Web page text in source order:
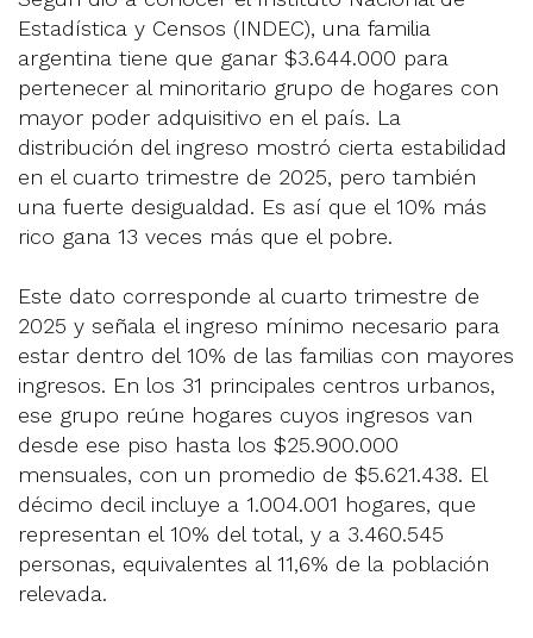
Estadística y Censos (INDEC), una familia
argentina tiene que ganar $3.644.000 para
pertenecer al minoritario grupo de hogares con
mayor poder adquisitivo en el país. La
distribución del ingreso mostró cierta estabilidad
en el cuarto trimestre de 2025, pero también
una fuerte desigualdad. Es así que el 10% más
rico gana 13 veces más que el pobre.
Este dato corresponde al cuarto trimestre de
2025 y señala el ingreso mínimo necesario para
estar dentro del 10% de las familias con mayores
ingresos. En los 31 principales centros urbanos,
ese grupo reúne hogares cuyos ingresos van
desde ese piso hasta los $25.900.000
mensuales, con un promedio de $5.621.438. El
décimo decil incluye a 1.004.001 hogares, que
representan el 10% del total, y a 3.460.545
personas, equivalentes al 11,6% de la población
relevada.